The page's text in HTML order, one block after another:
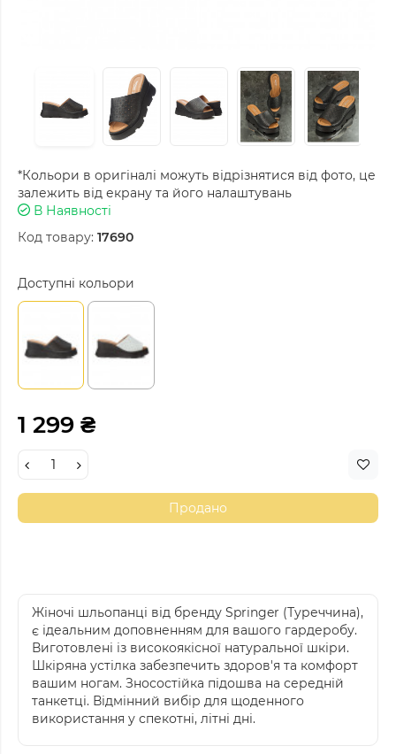
*Кольори в оригіналі можуть відрізнятися від фото, це
залежить від екрану та його налаштувань
В Наявності
Код товару: 17690
Доступні кольори
1 299 ₴
Продано
Жіночі шльопанці від бренду Springer (Туреччина),
є ідеальним доповненням для вашого гардеробу.
Виготовлені із високоякісної натуральної шкіри.
Шкіряна устілка забезпечить здоров'я та комфорт
вашим ногам. Зносостійка підошва на середній
танкетці. Відмінний вибір для щоденного
використання у спекотні, літні дні.